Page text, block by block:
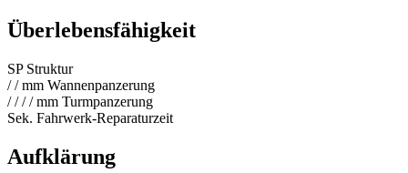
Überlebensfähigkeit
SP Struktur
//mm Wannenpanzerung
////mm Turmpanzerung
Sek. Fahrwerk-Reparaturzeit
Aufklärung